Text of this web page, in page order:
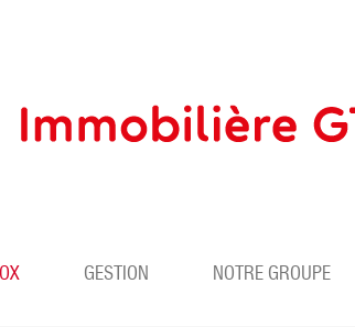
BOX GESTION NOTRE GROUPE